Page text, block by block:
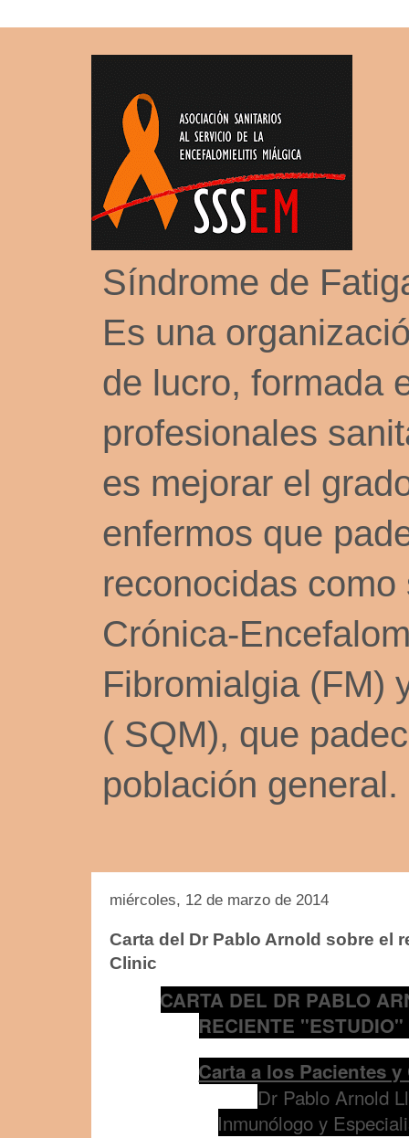
Síndrome de
Es una
de lucro, formada
profesionales
es mejorar el
enfermos que
reconocidas
Crónica-
Fibromialgia (FM)
( SQM), que
población general.
miércoles, 12 de marzo de 2014
Carta del Dr Pablo Arnold sobre el
Clinic
CARTA DEL DR PABLO
RECIENTE
Carta a los Pacientes
Dr Pablo Arnold
Inmunólogo y